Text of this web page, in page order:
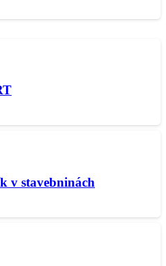
v stavebninách